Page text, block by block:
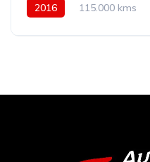
2016 115.000 kms